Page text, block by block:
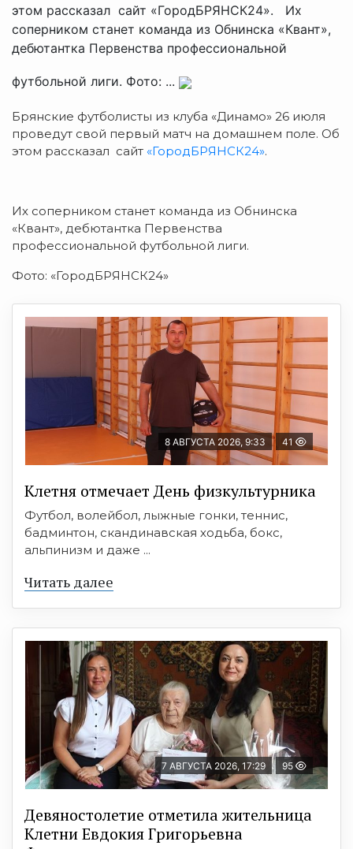
этом рассказал сайт «ГородБРЯНСК24». Их
соперником станет команда из Обнинска «Квант»,
дебютантка Первенства профессиональной
футбольной лиги. Фото: ...
Брянские футболисты из клуба «Динамо» 26 июля
проведут свой первый матч на домашнем поле. Об
этом рассказал сайт «ГородБРЯНСК24».
Их соперником станет команда из Обнинска
«Квант», дебютантка Первенства
профессиональной футбольной лиги.
Фото: «ГородБРЯНСК24»
8 АВГУСТА 2026, 9:33 41
Клетня отмечает День физкультурника
Футбол, волейбол, лыжные гонки, теннис,
бадминтон, скандинавская ходьба, бокс,
альпинизм и даже ...
Читать далее
7 АВГУСТА 2026, 17:29 95
Девяностолетие отметила жительница
Клетни Евдокия Григорьевна